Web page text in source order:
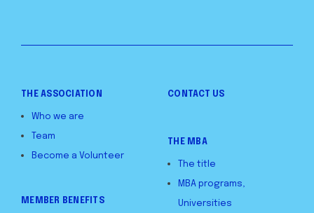
THE ASSOCIATION
Who we are
Team
Become a Volunteer
MEMBER BENEFITS
CONTACT US
THE MBA
The title
MBA programs,
Universities